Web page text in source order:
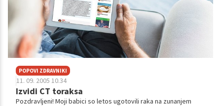
POPOVI ZDRAVNIKI
11. 09. 2005 10.34
Izvidi CT toraksa
Pozdravljeni! Moji babici so letos ugotovili raka na zunanjem